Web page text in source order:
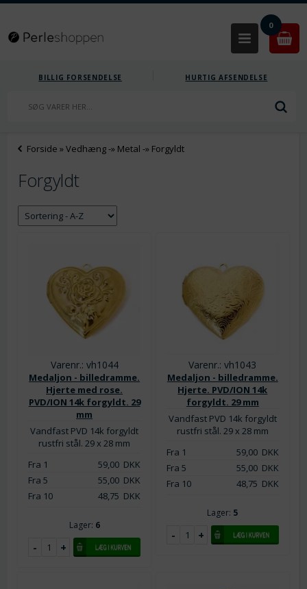
0
BILLIG FORSENDELSE HURTIG AFSENDELSE
Forside »Vedhæng-» Metal -» Forgyldt
Forgyldt
Varenr.: vh1044
Medaljon - billedramme.
Hjerte med rose.
PVD/ION 14k forgyldt. 29
mm
Vandfast PVD 14k forgyldt
rustfri stål. 29 x 28 mm
Fra 1
59,00DKK
Fra 5
55,00DKK
Fra 10
48,75 DKK
Lager: 6
Varenr.: vh1043
Medaljon - billedramme.
Hjerte. PVD/ION 14k
forgyldt. 29 mm
Vandfast PVD 14k forgyldt
rustfri stål. 29 x 28 mm
Fra 1
59,00DKK
Fra 5
55,00DKK
Fra 10
48,75 DKK
Lager: 5